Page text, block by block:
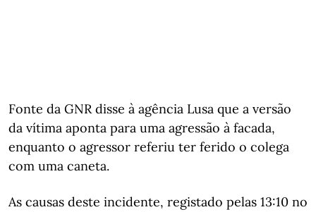
Fonte da GNR disse à agência Lusa que a versão
da vítima aponta para uma agressão à facada,
enquanto o agressor referiu ter ferido o colega
com uma caneta.
As causas deste incidente, registado pelas 13:10 no